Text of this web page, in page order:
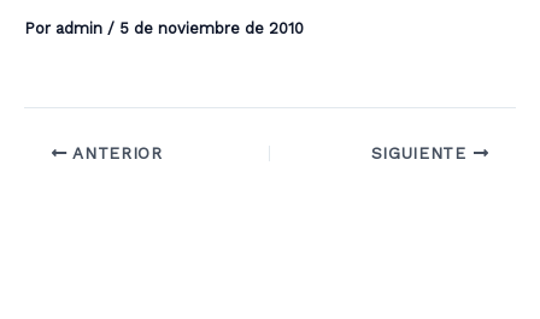
Por admin / 5 de noviembre de 2010
ANTERIOR SIGUIENTE